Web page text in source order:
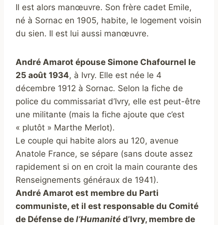
Il est alors manœuvre. Son frère cadet Emile,
né à Sornac en 1905, habite, le logement voisin
du sien. Il est lui aussi manœuvre.
André Amarot épouse Simone Chafournel le
25 août 1934, à Ivry. Elle est née le 4
décembre 1912 à Sornac. Selon la fiche de
police du commissariat d’Ivry, elle est peut-être
une militante (mais la fiche ajoute que c’est
« plutôt » Marthe Merlot).
Le couple qui habite alors au 120, avenue
Anatole France, se sépare (sans doute assez
rapidement si on en croit la main courante des
Renseignements généraux de 1941).
André Amarot est membre du Parti
communiste, et il est responsable du Comité
de Défense de l’Humanité d’Ivry, membre de